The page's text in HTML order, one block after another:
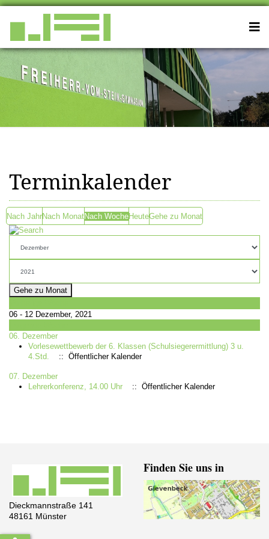
Terminkalender
Nach JahrNach MonatNach WocheHeuteGehe zu Monat
Gehe zu Monat
06 - 12 Dezember, 2021
06. Dezember
Vorlesewettbewerb der 6. Klassen (Schulsiegerermittlung) 3 u.
4.Std.
:: Öffentlicher Kalender
07. Dezember
Lehrerkonferenz, 14.00 Uhr
:: Öffentlicher Kalender
Dieckmannstraße 141
48161 Münster
Finden Sie uns in